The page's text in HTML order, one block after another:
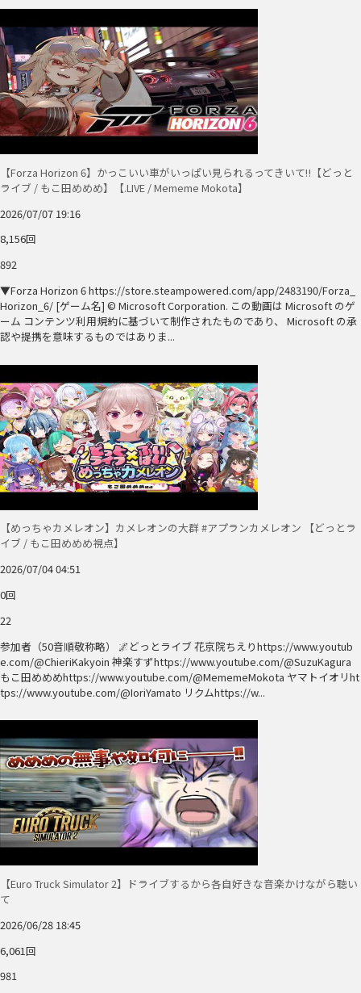
【Forza Horizon 6】かっこいい車がいっぱい見られるってきいて‼️【どっと
ライブ / もこ田めめめ】【.LIVE / Mememe Mokota】
2026/07/07 19:16
8,156回
892
▼Forza Horizon 6 https://store.steampowered.com/app/2483190/Forza_
Horizon_6/ [ゲーム名] © Microsoft Corporation. この動画は Microsoft のゲ
ーム コンテンツ利用規約に基づいて制作されたものであり、 Microsoft の承
認や提携を意味するものではありま...
【めっちゃカメレオン】カメレオンの大群 #アプランカメレオン 【どっとラ
イブ / もこ田めめめ視点】
2026/07/04 04:51
0回
22
参加者（50音順敬称略） 🌌どっとライブ 花京院ちえりhttps://www.youtub
e.com/@ChieriKakyoin 神楽すずhttps://www.youtube.com/@SuzuKagura
もこ田めめめhttps://www.youtube.com/@MememeMokota ヤマトイオリht
tps://www.youtube.com/@IoriYamato リクムhttps://w...
【Euro Truck Simulator 2】ドライブするから各自好きな音楽かけながら聴い
て
2026/06/28 18:45
6,061回
981